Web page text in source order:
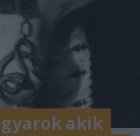
akik